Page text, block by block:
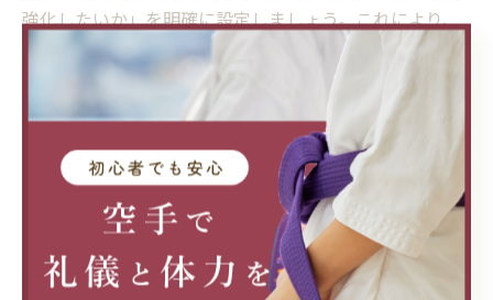
強化したいか」を明確に設定しましょう。これにより、
セッションごとの成果を実感しやすくなります。
一方で、空手は安全面にも十分配慮する必要がありま
す。特に組手や実践的な練習では、禁止技や基本ルール
をしっかり守ることが不可欠です。初心者や子どもは、
無理な力を使わず、指導者の指示に従いながら段階的に
技を習得しましょう。
具体的な注意点としては、準備運動やストレッチを十分